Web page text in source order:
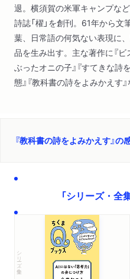
退。横須賀の米軍キャンプな
詩誌「櫂」を創刊。61年から
葉、日常語の何気ない表現に
品を生み出す。主な著作に『ビ
ぶったオニの子』『すてきな詩
態』『教科書の詩をよみかえす』
『教科書の詩をよみかえす』の
「シリーズ・全
シリーズ・全集